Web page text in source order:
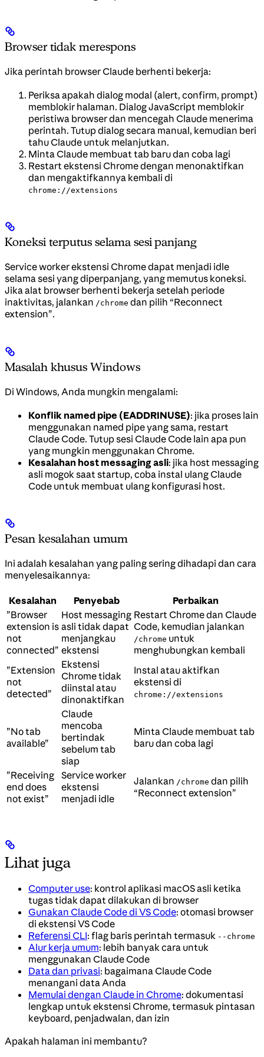
Browser tidak merespons
Jika perintah browser Claude berhenti bekerja:
Periksa apakah dialog modal (alert, confirm, prompt)
memblokir halaman. Dialog JavaScript memblokir
peristiwa browser dan mencegah Claude menerima
perintah. Tutup dialog secara manual, kemudian beri
tahu Claude untuk melanjutkan.
Minta Claude membuat tab baru dan coba lagi
Restart ekstensi Chrome dengan menonaktifkan
dan mengaktifkannya kembali di
chrome://extensions
Koneksi terputus selama sesi panjang
Service worker ekstensi Chrome dapat menjadi idle
selama sesi yang diperpanjang, yang memutus koneksi.
Jika alat browser berhenti bekerja setelah periode
inaktivitas, jalankan /chrome dan pilih “Reconnect
extension”.
Masalah khusus Windows
Di Windows, Anda mungkin mengalami:
Konflik named pipe (EADDRINUSE): jika proses lain
menggunakan named pipe yang sama, restart
Claude Code. Tutup sesi Claude Code lain apa pun
yang mungkin menggunakan Chrome.
Kesalahan host messaging asli: jika host messaging
asli mogok saat startup, coba instal ulang Claude
Code untuk membuat ulang konfigurasi host.
Pesan kesalahan umum
Ini adalah kesalahan yang paling sering dihadapi dan cara
menyelesaikannya:
Kesalahan Penyebab
Perbaikan
”Browser
extension is
not
connected”
Host messaging
asli tidak dapat
menjangkau
ekstensi
Restart Chrome dan Claude
Code, kemudian jalankan
/chrome untuk
menghubungkan kembali
”Extension
not
detected”
Ekstensi
Chrome tidak
diinstal atau
dinonaktifkan
Instal atau aktifkan
ekstensi di
chrome://extensions
”No tab
available”
Claude
mencoba
bertindak
sebelum tab
siap
Minta Claude membuat tab
baru dan coba lagi
”Receiving
end does
not exist”
Service worker
ekstensi
menjadi idle
Jalankan /chrome dan pilih
“Reconnect extension”
Lihat juga
Computer use: kontrol aplikasi macOS asli ketika
tugas tidak dapat dilakukan di browser
Gunakan Claude Code di VS Code: otomasi browser
di ekstensi VS Code
Referensi CLI: flag baris perintah termasuk --chrome
Alur kerja umum: lebih banyak cara untuk
menggunakan Claude Code
Data dan privasi: bagaimana Claude Code
menangani data Anda
Memulai dengan Claude in Chrome: dokumentasi
lengkap untuk ekstensi Chrome, termasuk pintasan
keyboard, penjadwalan, dan izin
Apakah halaman ini membantu?